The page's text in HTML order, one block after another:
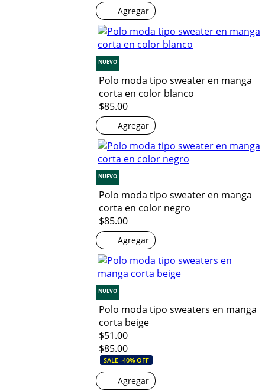
Agregar
NUEVO
Polo moda tipo sweater en manga
corta en color blanco
$85.00
Agregar
NUEVO
Polo moda tipo sweater en manga
corta en color negro
$85.00
Agregar
NUEVO
Polo moda tipo sweaters en manga
corta beige
$51.00
$85.00
SALE -40% OFF
Agregar